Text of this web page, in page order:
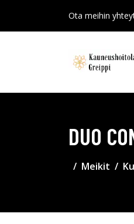
Ota meihin
DUO
Meikit